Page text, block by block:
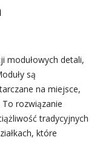
modułowych detali,
są
na miejsce,
rozwiązanie
tradycyjnych
które